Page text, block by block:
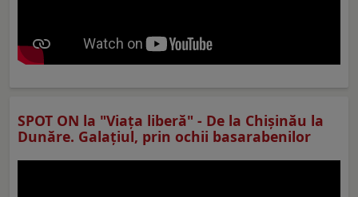
SPOT ON la "Viaţa liberă" - De la Chișinău la
Dunăre. Galațiul, prin ochii basarabenilor